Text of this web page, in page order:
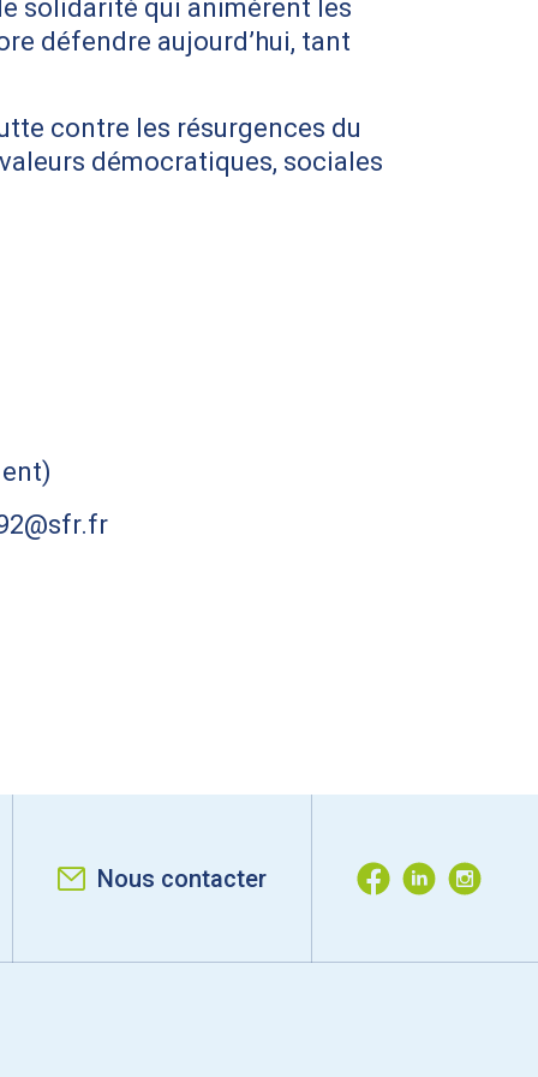
solidarité qui animèrent les
défendre aujourd’hui, tant
contre les résurgences du
démocratiques, sociales
Nous contacter